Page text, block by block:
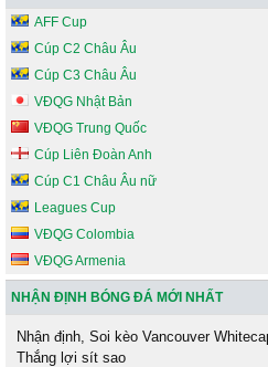
AFF Cup
Cúp C2 Châu Âu
Cúp C3 Châu Âu
VĐQG Nhật Bản
VĐQG Trung Quốc
Cúp Liên Đoàn Anh
Cúp C1 Châu Âu nữ
Leagues Cup
VĐQG Colombia
VĐQG Armenia
NHẬN ĐỊNH BÓNG ĐÁ MỚI NHẤT
Nhận định, Soi kèo Vancouver
Thắng lợi sít sao